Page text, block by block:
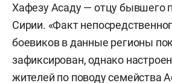
Хафезу Асаду — отцу бывшего
Сирии. «Факт
боевиков в данные регионы
зафиксирован, однако
жителей по поводу семейства